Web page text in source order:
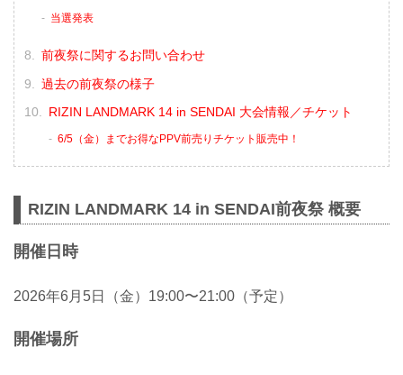
当選発表
前夜祭に関するお問い合わせ
過去の前夜祭の様子
RIZIN LANDMARK 14 in SENDAI 大会情報／チケット
6/5（金）までお得なPPV前売りチケット販売中！
RIZIN LANDMARK 14 in SENDAI前夜祭 概要
開催日時
2026年6月5日（金）19:00〜21:00（予定）
開催場所